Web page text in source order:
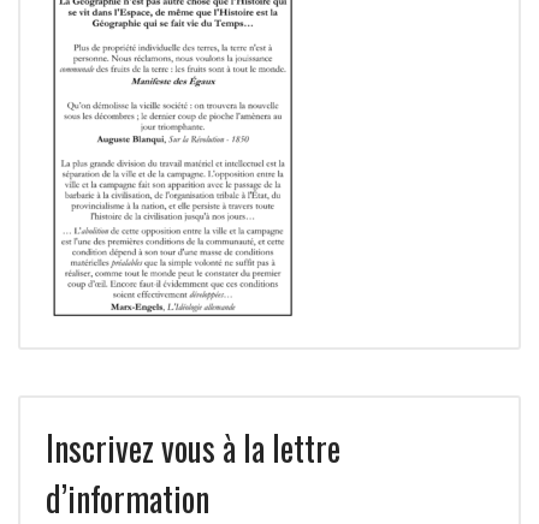
Inscrivez vous à la lettre
d’information